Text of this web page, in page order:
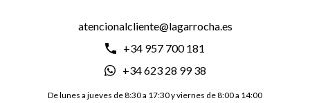
atencionalcliente@lagarrocha.es
+34 957 700 181
+34 623 28 99 38
De lunes a jueves de 8:30 a 17:30 y viernes de 8:00 a 14:00